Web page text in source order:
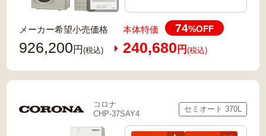
メーカー希望小売価格
926,200 円(税込)
本体特価 74%OFF
240,680 円 (税込)
コロナ
CHP-37SAY4
セミオート 370L